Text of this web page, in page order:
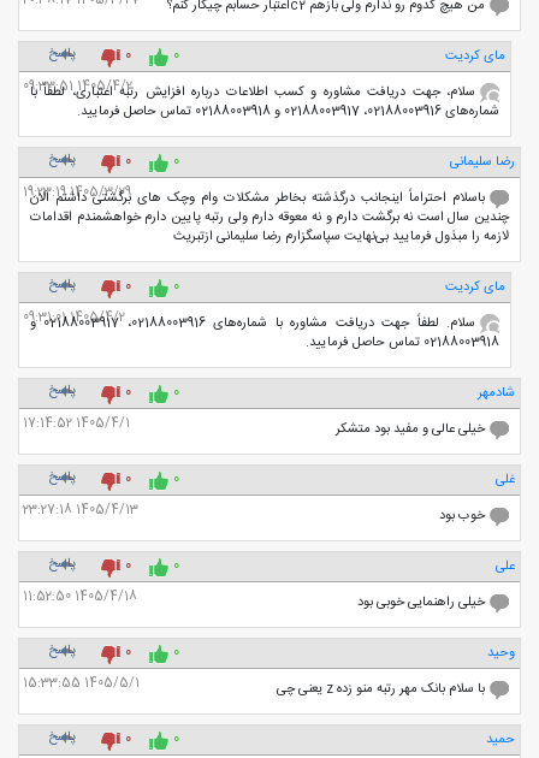
من هیچ کدوم رو ندارم ولی بازهم c2اعتبار حسابم چیکار کنم؟
مای کردیت پاسخ 0
0
1405/4/2 09:33:51
سلام، جهت دریافت مشاوره و کسب اطلاعات درباره افزایش رتبه اعتباری، لطفاً با
شماره‌های 02188003916، 02188003917 و 02188003918 تماس حاصل فرمایید.
رضا سلیمانی پاسخ 0
0
1405/3/29 19:23:19
باسلام احتراماً اینجانب درگذشته بخاطر مشکلات وام وچک های برگشتی داشتم الان
چندین سال است نه برگشت دارم و نه معوقه دارم ولی رتبه پایین دارم خواهشمندم اقدامات
لازمه را مبذول فرمایید بی‌نهایت سپاسگزارم رضا سلیمانی ازتبریث
مای کردیت پاسخ 0
0
1405/4/2 09:31:01
سلام. لطفاً جهت دریافت مشاوره با شماره‌های 02188003916، 02188003917 و
02188003918 تماس حاصل فرمایید.
شادمهر پاسخ 0
0
1405/4/1 17:14:52 خیلی عالی و مفید بود متشکر
غلی پاسخ 0
0
1405/4/13 23:27:18 خوب بود
علی پاسخ 0
0
1405/4/18 11:52:50 خیلی راهنمایی خوبی بود
وحید پاسخ 0
0
1405/5/1 15:33:55 با سلام بانک مهر رتبه منو زده z یعنی چی
حمید پاسخ 0
0